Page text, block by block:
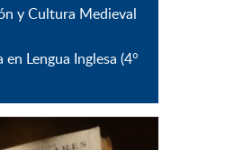
y Cultura Medieval
Lengua Inglesa (4°